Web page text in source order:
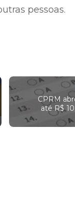
pessoas.
CPRM
até R$